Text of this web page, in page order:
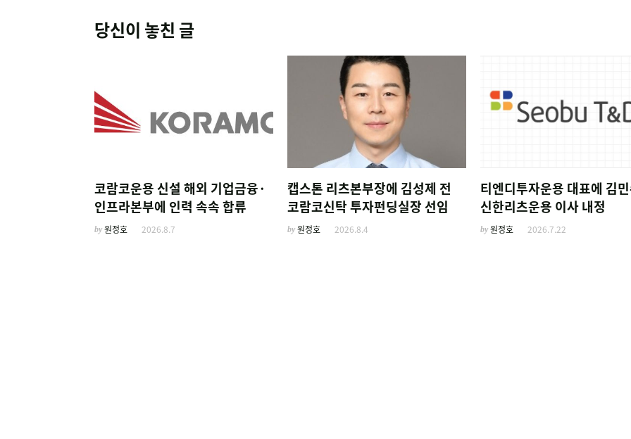
당신이 놓친 글
코람코운용 신설 해외 기업금융·
인프라본부에 인력 속속 합류
by원정호 2026.8.7
캡스톤 리츠본부장에 김성제 전
코람코신탁 투자펀딩실장 선임
by원정호 2026.8.4
티엔디투자운용 대표에 김
신한리츠운용 이사 내정
by원정호 2026.7.22